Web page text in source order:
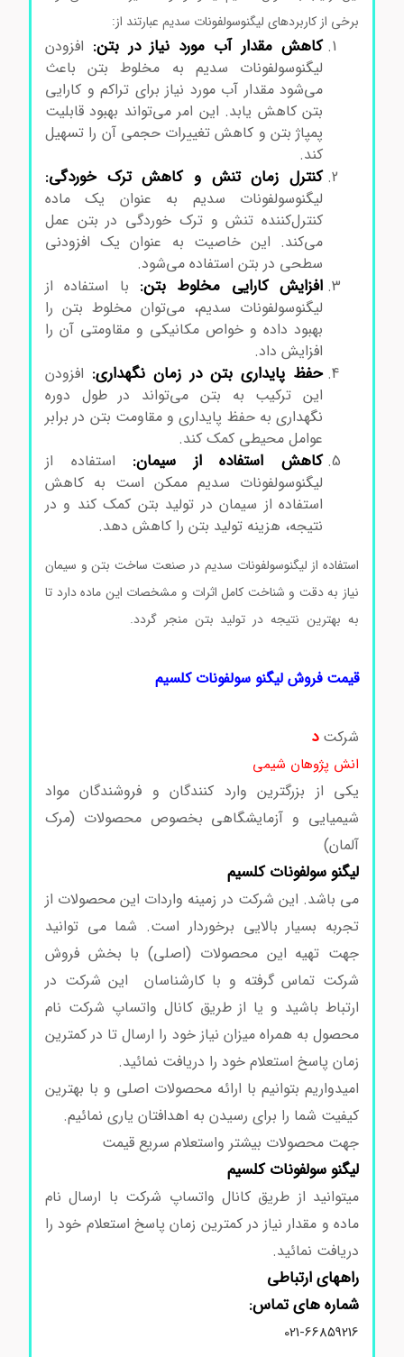
برخی از کاربردهای لیگنوسولفونات سدیم عبارتند از:
کاهش مقدار آب مورد نیاز در بتن:افزودن
لیگنوسولفونات سدیم به مخلوط بتن باعث
می‌شود مقدار آب مورد نیاز برای تراکم و کارایی
بتن کاهش یابد. این امر می‌تواند بهبود قابلیت
پمپاژ بتن و کاهش تغییرات حجمی آن را تسهیل
کند.
کنترل زمان تنش و کاهش ترک خوردگی:
لیگنوسولفونات سدیم به عنوان یک ماده
کنترل‌کننده تنش و ترک خوردگی در بتن عمل
می‌کند. این خاصیت به عنوان یک افزودنی
سطحی در بتن استفاده می‌شود.
افزایش کارایی مخلوط بتن:با استفاده از
لیگنوسولفونات سدیم، می‌توان مخلوط بتن را
بهبود داده و خواص مکانیکی و مقاومتی آن را
افزایش داد.لیگنو سولفونات کلسیم
حفظ پایداری بتن در زمان نگهداری:افزودن
این ترکیب به بتن می‌تواند در طول دوره
نگهداری به حفظ پایداری و مقاومت بتن در برابر
عوامل محیطی کمک کند.
کاهش استفاده از سیمان:استفاده از
لیگنوسولفونات سدیم ممکن است به کاهش
استفاده از سیمان در تولید بتن کمک کند و در
نتیجه، هزینه تولید بتن را کاهش دهد.
استفاده از لیگنوسولفونات سدیم در صنعت ساخت بتن و سیمان
نیاز به دقت و شناخت کامل اثرات و مشخصات این ماده دارد تا
به بهترین نتیجه در تولید بتن منجر گردد.لیگنو سولفونات
قیمت فروش لیگنو سولفونات کلسیم
شرکتد
انش پژوهان شیمی
یکی از بزرگترین وارد کنندگان و فروشندگان مواد
شیمیایی و آزمایشگاهی بخصوص محصولات (مرک
آلمان)
لیگنو سولفونات کلسیم
می باشد. این شرکت در زمینه واردات این محصولات از
تجربه بسیار بالایی برخوردار است. شما می توانید
جهت تهیه این محصولات (اصلی) با بخش فروش
شرکت تماس گرفته و با کارشناسان این شرکت در
ارتباط باشید و یا از طریق کانال واتساپ شرکت نام
محصول به همراه میزان نیاز خود را ارسال تا در کمترین
زمان پاسخ استعلام خود را دریافت نمائید.
امیدواریم بتوانیم با ارائه محصولات اصلی و با بهترین
کیفیت شما را برای رسیدن به اهدافتان یاری نمائیم.
جهت محصولات بیشتر واستعلام سریع قیمت
لیگنو سولفونات کلسیم
میتوانید از طریق کانال واتساپ شرکت با ارسال نام
ماده و مقدار نیاز در کمترین زمان پاسخ استعلام خود را
دریافت نمائید.
راههای ارتباطی
شماره های تماس:
021-66859216